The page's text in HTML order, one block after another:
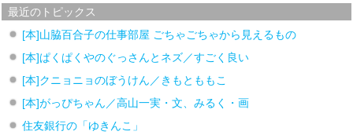
最近のトピックス
[本]山脇百合子の仕事部屋 ごちゃごちゃから見えるもの
[本]ぱくぱくやのぐっさんとネズ／すごく良い
[本]クニョニョのぼうけん／きもとももこ
[本]がっぴちゃん／高山一実・文、みるく・画
住友銀行の「ゆきんこ」